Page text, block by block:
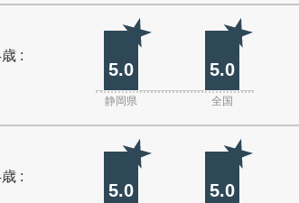
:
5.0 5.0
静岡県 全国
:
5.0 5.0